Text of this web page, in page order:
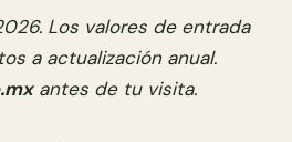
Los valores de entrada
a actualización anual.
antes de tu visita.